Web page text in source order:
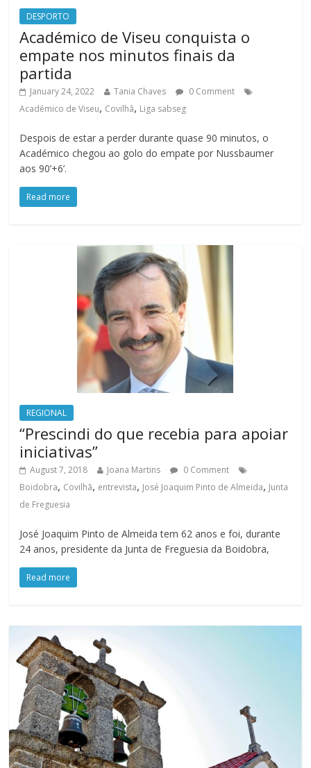
DESPORTO
Académico de Viseu conquista o
empate nos minutos finais da
partida
January 24, 2022 Tania Chaves
0 Comment
Académico de Viseu, Covilhã, Liga sabseg
Despois de estar a perder durante quase 90 minutos, o
Académico chegou ao golo do empate por Nussbaumer
aos 90’+6’.
Read more
REGIONAL
“Prescindi do que recebia para apoiar
iniciativas”
August 7, 2018 Joana Martins
0 Comment
Boidobra, Covilhã, entrevista, José Joaquim Pinto de Almeida, Junta
de Freguesia
José Joaquim Pinto de Almeida tem 62 anos e foi, durante
24 anos, presidente da Junta de Freguesia da Boidobra,
Read more